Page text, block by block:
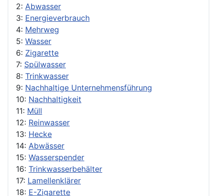
2: Abwasser
3: Energieverbrauch
4: Mehrweg
5: Wasser
6: Zigarette
7: Spülwasser
8: Trinkwasser
9: Nachhaltige Unternehmensführung
10: Nachhaltigkeit
11: Müll
12: Reinwasser
13: Hecke
14: Abwässer
15: Wasserspender
16: Trinkwasserbehälter
17: Lamellenklärer
18: E-Zigarette